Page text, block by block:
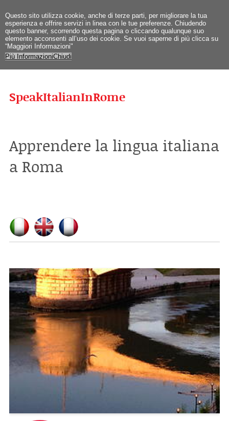
Questo sito utilizza cookie, anche di terze parti, per migliorare la tua
esperienza e offrire servizi in linea con le tue preferenze. Chiudendo
questo banner, scorrendo questa pagina o cliccando qualunque suo
elemento acconsenti all’uso dei cookie. Se vuoi saperne di più clicca su
“Maggiori Informazioni"
Più InformazioniChiudi
SpeakItalianInRome
Apprendere la lingua italiana
a Roma